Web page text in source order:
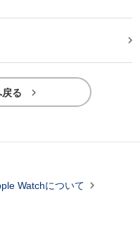

る 
Watchについて 